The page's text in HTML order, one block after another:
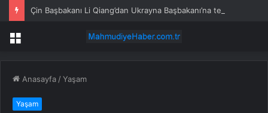
Menü
Anasayfa /Yaşam
Yaşam